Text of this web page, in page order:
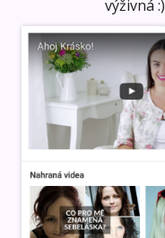
výživná :)